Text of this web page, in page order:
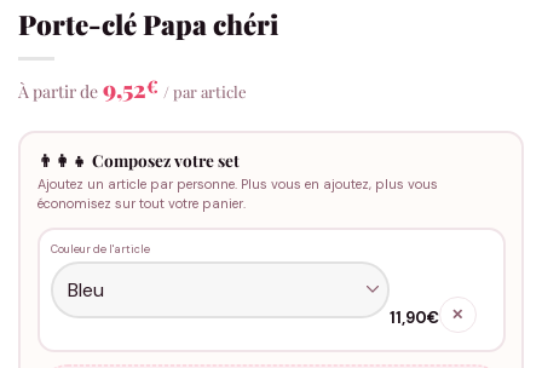
Porte-clé Papa chéri
À partir de 9,52€ / par article
👨‍👩‍👧 Composez votre set
Ajoutez un article par personne. Plus vous en ajoutez, plus vous
économisez sur tout votre panier.
Couleur de l'article
11,90€ ✕